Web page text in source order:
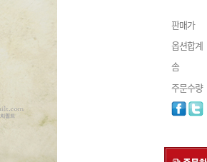
판매가
옵션합계
솜
주문수량